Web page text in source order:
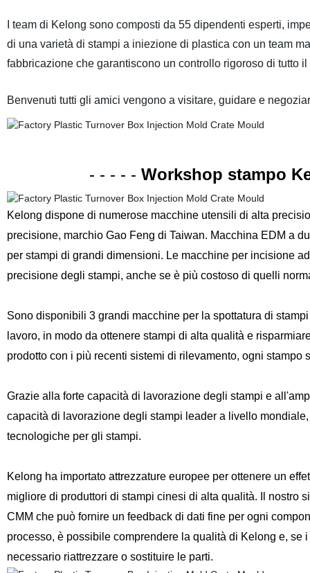
I team di Kelong sono composti da 55 dipendenti esperti,
di una varietà di stampi a iniezione di plastica con un team
fabbricazione che garantiscono un controllo rigoroso di tutto
Benvenuti tutti gli amici vengono a visitare, guidare e
- - - - - Workshop stampo
Kelong dispone di numerose macchine utensili di alta
precisione, marchio Gao Feng di Taiwan. Macchina EDM a
per stampi di grandi dimensioni. Le macchine per incisione
precisione degli stampi, anche se è più costoso di quelli
Sono disponibili 3 grandi macchine per la spottatura di
lavoro, in modo da ottenere stampi di alta qualità e
prodotto con i più recenti sistemi di rilevamento, ogni
Grazie alla forte capacità di lavorazione degli stampi e
capacità di lavorazione degli stampi leader a livello
tecnologiche per gli stampi.
Kelong ha importato attrezzature europee per ottenere un
migliore di produttori di stampi cinesi di alta qualità. Il nostro
CMM che può fornire un feedback di dati fine per ogni
processo, è possibile comprendere la qualità di Kelong e,
necessario riattrezzare o sostituire le parti.